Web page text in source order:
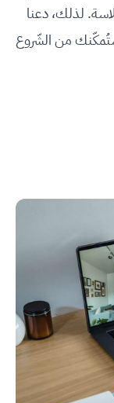
لذلك، دعنا
ستُمكّنك من الشّروع